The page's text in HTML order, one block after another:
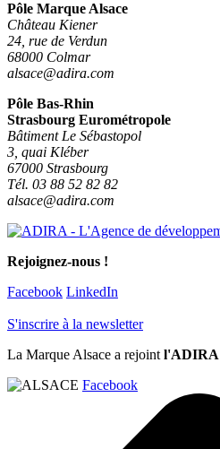
Pôle Marque Alsace
Château Kiener
24, rue de Verdun
68000 Colmar
alsace@adira.com
Pôle Bas-Rhin
Strasbourg Eurométropole
Bâtiment Le Sébastopol
3, quai Kléber
67000 Strasbourg
Tél. 03 88 52 82 82
alsace@adira.com
Rejoignez-nous !
Facebook LinkedIn
S'inscrire à la newsletter
La Marque Alsace a rejointl'ADIRA
Facebook